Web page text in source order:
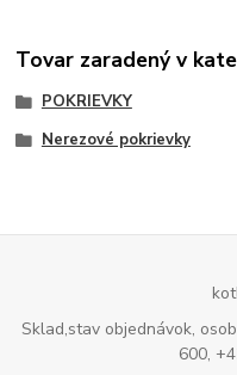
Tovar zaradený v
POKRIEVKY
Nerezové pokrievky
Sklad,stav objednávok,
600,